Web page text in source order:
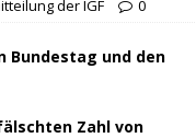
der IGF 0
Bundestag und den
Zahl von